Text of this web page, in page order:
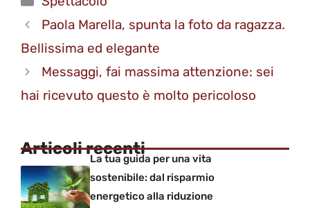
Paola Marella, spunta la foto da ragazza.
Bellissima ed elegante
Messaggi, fai massima attenzione: sei
hai ricevuto questo è molto pericoloso
Articoli recenti
La tua guida per una vita
sostenibile: dal risparmio
energetico alla riduzione